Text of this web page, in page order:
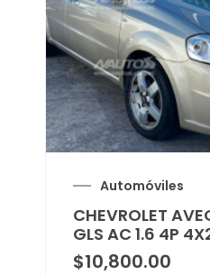
Automóviles
CHEVROLET
GLS AC 1.6 4P
$10,800.00